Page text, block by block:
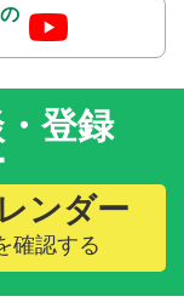
登録
ンダー
確認する